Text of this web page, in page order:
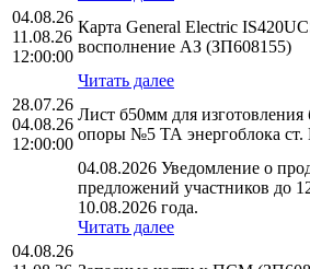
04.08.26
11.08.26
12:00:00
Карта General Electric
восполнение АЗ (ЗП608155)
Читать далее
28.07.26
04.08.26
12:00:00
Лист б50мм для изготовления
опоры №5 ТА энергоблока
04.08.2026 Уведомление о
предложений участников до
10.08.2026 года.
Читать далее
04.08.26